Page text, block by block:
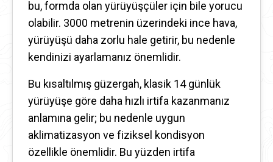
bu, formda olan yürüyüşçüler için bile yorucu
olabilir. 3000 metrenin üzerindeki ince hava,
yürüyüşü daha zorlu hale getirir, bu nedenle
kendinizi ayarlamanız önemlidir.
Bu kısaltılmış güzergah, klasik 14 günlük
yürüyüşe göre daha hızlı irtifa kazanmanız
anlamına gelir; bu nedenle uygun
aklimatizasyon ve fiziksel kondisyon
özellikle önemlidir. Bu yüzden irtifa